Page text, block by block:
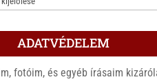
ADATVÉDELEM
fotóim, és egyéb írásaim